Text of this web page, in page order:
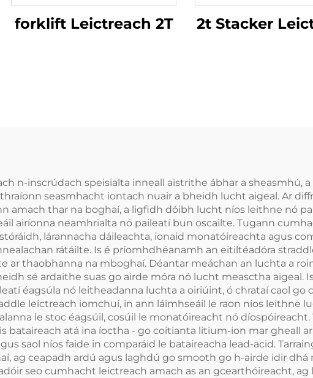
forklift Leictreach 2T 2t Stacker
n-inscrúdach speisialta inneall aistrithe ábhar a sheasmhú,
seasmhacht iontach nuair a bheidh lucht aigeal. Ar
amach thar na boghaí, a ligfidh dóibh lucht níos leithne nó
airíonna neamhrialta nó paileatí bun oscailte. Tugann
lárannacha dáileachta, ionaid monatóireachta agus
rátáilte. Is é príomhdhéanamh an eitiltéadóra
ar thaobhanna na mboghaí. Déantar meáchan an luchta a
sé ardaithe suas go airde móra nó lucht measctha aigeal.
éagsúla nó leitheadanna luchta a oiriúint, ó chrataí caol go
leictreach iomchuí, in ann láimhseáil le raon níos leithne
le stoc éagsúil, cosúil le monatóireacht nó
bataireach atá ina íoctha - go coitianta litium-ion mar gheall
saol níos faide in comparáid le bataireacha lead-acid.
ag ceapadh ardú agus laghdú go smooth go h-airde idir
seo cumhacht leictreach amach as an gcearthóireacht,